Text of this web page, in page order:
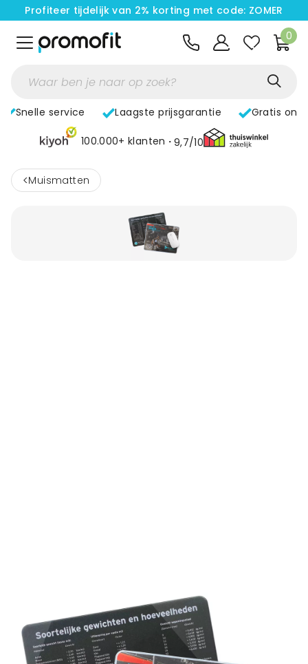
Profiteer tijdelijk van 2% korting met code: ZOMER
0
Snelle service Laagste prijsgarantie Gratis
100.000+ klanten 9,7/10
< Muismatten